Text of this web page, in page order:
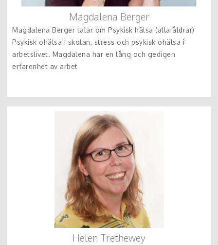
Magdalena Berger
Magdalena Berger talar om Psykisk hälsa (alla åldrar)
Psykisk ohälsa i skolan, stress och psykisk ohälsa i
arbetslivet. Magdalena har en lång och gedigen
erfarenhet av arbet
Helen Trethewey